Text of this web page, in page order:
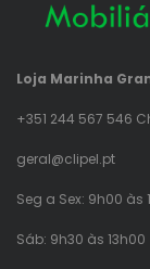
Loja Marinha
+351 244 567 546
geral@clipel.pt
Seg a Sex: 9h00 às
Sáb: 9h30 às 13h00